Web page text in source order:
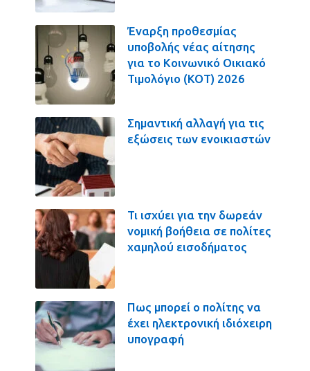
Έναρξη προθεσμίας
υποβολής νέας αίτησης
για το Κοινωνικό Οικιακό
Τιμολόγιο (ΚΟΤ) 2026
Σημαντική αλλαγή για τις
εξώσεις των ενοικιαστών
Τι ισχύει για την δωρεάν
νομική βοήθεια σε πολίτες
χαμηλού εισοδήματος
Πως μπορεί ο πολίτης να
έχει ηλεκτρονική ιδιόχειρη
υπογραφή